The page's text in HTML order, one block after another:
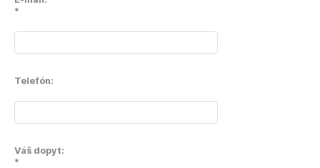
*
Telefón:
Váš dopyt:
*